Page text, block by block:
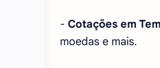
- Cotações em
moedas e mais.